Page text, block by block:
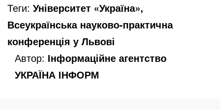
Теги: Університет «Україна»,
Всеукраїнська науково-практична
конференція у Львові
Автор: Інформаційне агентство
УКРАЇНА ІНФОРМ